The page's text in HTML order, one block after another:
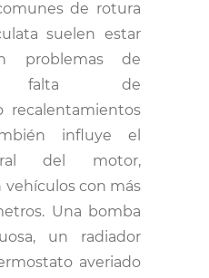
suelen estar
problemas de
falta de
recalentamientos
influye el
del motor,
con más
Una bomba
un radiador
averiado